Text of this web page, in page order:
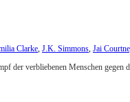
Clarke, J.K. Simmons, Jai
der verbliebenen Menschen